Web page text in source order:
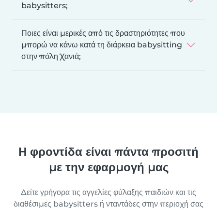
babysitters;
Ποιες είναι μερικές από τις δραστηριότητες που
μπορώ να κάνω κατά τη διάρκεια babysitting
στην πόλη Χανιά;
Η φροντίδα είναι πάντα προσιτή
με την εφαρμογή μας
Δείτε γρήγορα τις αγγελίες φύλαξης παιδιών και τις
διαθέσιμες babysitters ή νταντάδες στην περιοχή σας